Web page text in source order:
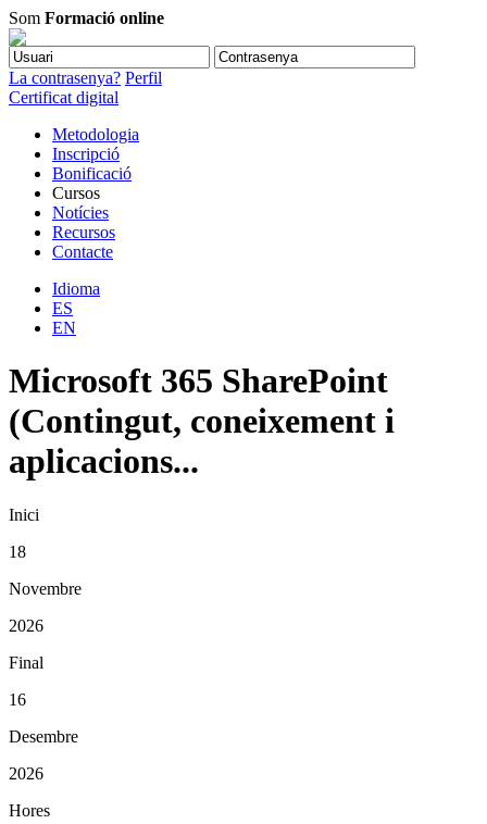
Som Formació online
La contrasenya? Perfil
Certificat digital
Metodologia
Inscripció
Bonificació
Cursos
Notícies
Recursos
Contacte
Idioma
ES
EN
Microsoft 365 SharePoint
(Contingut, coneixement i
aplicacions...
Inici
18
Novembre
2026
Final
16
Desembre
2026
Hores